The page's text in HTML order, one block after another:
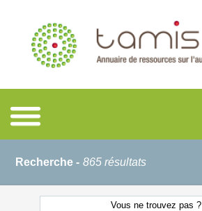
Recherche - 865 résultats
Vous ne trouvez pas ?